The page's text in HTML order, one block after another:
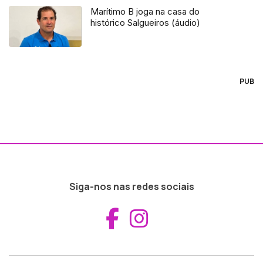
Marítimo B joga na casa do
histórico Salgueiros (áudio)
PUB
Siga-nos nas redes sociais
Aceder ao